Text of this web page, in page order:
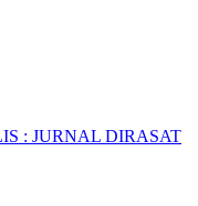
: JURNAL DIRASAT